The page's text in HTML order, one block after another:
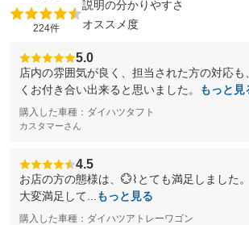
224件
説明の分かりやすさ
オススメ度
5.0
店内の雰囲気が良く、担当された方の対応
くお付き合い出来ると思いました。
もっと見
購入した車種：ダイハツタフト
カスタマーさん
4.5
お店の方の態様は、💮⌇ とても満足しました
大変満足して...
もっと見る
購入した車種：ダイハツアトレーワゴン